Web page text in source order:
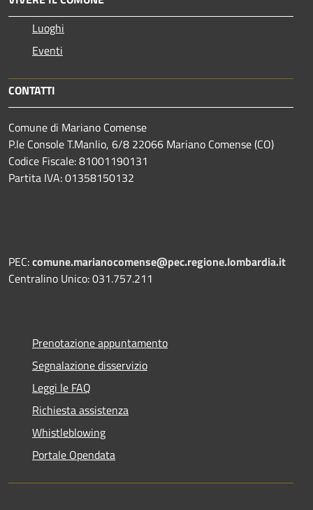
Luoghi
Eventi
CONTATTI
Comune di Mariano Comense
P.le Console T.Manlio, 6/8 22066 Mariano Comense (CO)
Codice Fiscale: 81001190131
Partita IVA: 01358150132
PEC:comune.marianocomense@pec.regione.lombardia.it
Centralino Unico: 031.757.211
Prenotazione appuntamento
Segnalazione disservizio
Leggi le FAQ
Richiesta assistenza
Whistleblowing
Portale Opendata